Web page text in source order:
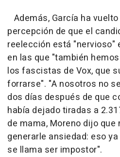
Además, García ha
percepción de que el
reelección está "nervioso"
en las que "también
los fascistas de Vox, que
forrarse". "A nosotros no
dos días después de que
había dejado tiradas a
de mama, Moreno dijo
generarle ansiedad: eso
se llama ser impostor".